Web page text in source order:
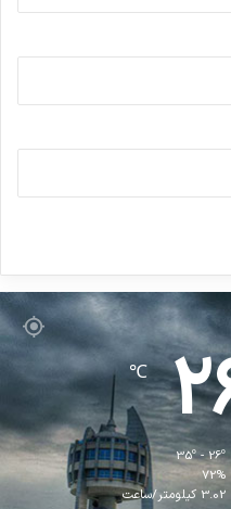
℃
35º - 26º
72%
3.02 کیلومتر/ساعت